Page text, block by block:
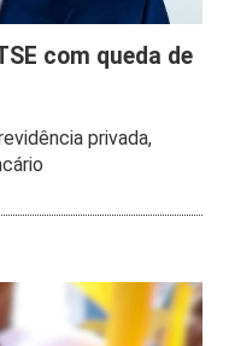
com queda de
privada,